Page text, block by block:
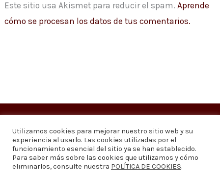
Este sitio usa Akismet para reducir el spam.Aprende
cómo se procesan los datos de tus comentarios.
Copyright © 2026Visión 20/20 Noticias
Visión 20/20 Noticias - Edición 1.095
Contáctenos Quiénes somos
Utilizamos cookies para mejorar nuestro sitio web y su
experiencia al usarlo. Las cookies utilizadas por el
funcionamiento esencial del sitio ya se han establecido.
Para saber más sobre las cookies que utilizamos y cómo
eliminarlos, consulte nuestra POLÍTICA DE COOKIES.